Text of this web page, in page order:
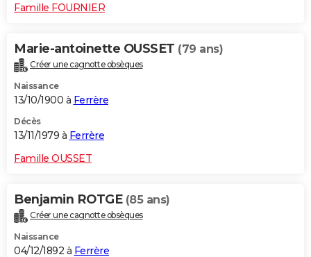
Famille FOURNIER
Marie-antoinette OUSSET (79 ans)
Créer une cagnotte obsèques
Naissance
13/10/1900 à Ferrère
Décès
13/11/1979 à Ferrère
Famille OUSSET
Benjamin ROTGE (85 ans)
Créer une cagnotte obsèques
Naissance
04/12/1892 à Ferrère